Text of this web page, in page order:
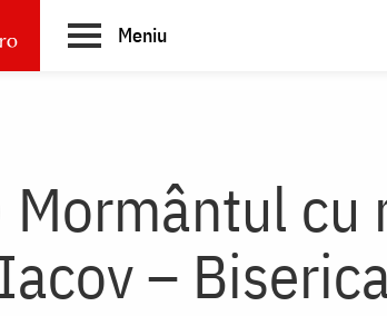
Meniu
Mormântul
Iacov –